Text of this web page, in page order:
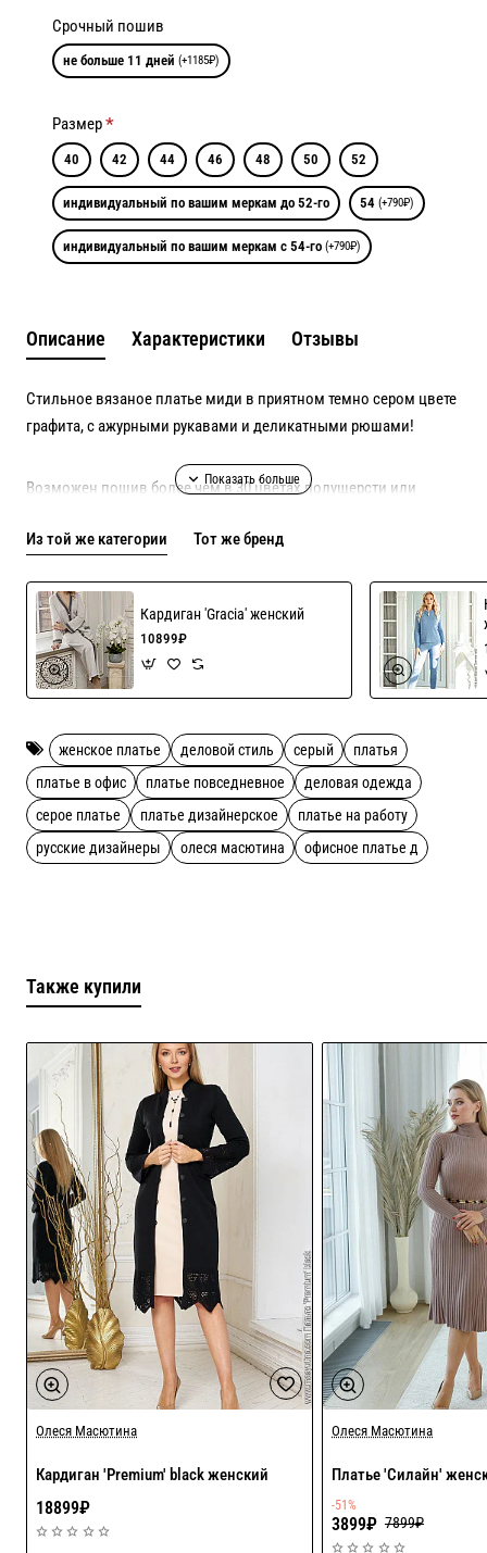
Срочный пошив
не больше 11 дней (+1185₽)
Размер
40 42 44 46 48 50 52
индивидуальный по вашим меркам до 52-го 54 (+790₽)
индивидуальный по вашим меркам с 54-го (+790₽)
Описание Характеристики Отзывы
Стильное вязаное платье миди в приятном темно сером цвете
графита, с ажурными рукавами и деликатными рюшами!
Возможен пошив более чем в 30 цветах полушерсти или
Индивидуальный пошив до 54 го размера включен в цену!
Рекомендации по уходу ручная стирка
Из той же категории Тот же бренд
Кардиган 'Gracia' женский
10899₽
женское платье деловой стиль серый
платья
платье в офис
платье повседневное
деловая одежда
серое платье
платье дизайнерское
платье на работу
русские дизайнеры
олеся масютина офисное платье д
Также купили
Олеся Масютина
Кардиган 'Premium' black женский
18899₽
Олеся Масютина
Платье 'Силайн'
-51%
3899₽ 7899₽